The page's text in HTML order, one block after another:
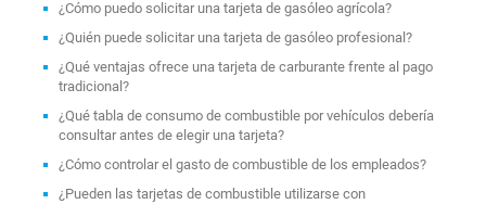
¿Cómo puedo solicitar una tarjeta de gasóleo agrícola?
¿Quién puede solicitar una tarjeta de gasóleo profesional?
¿Qué ventajas ofrece una tarjeta de carburante frente al pago
tradicional?
¿Qué tabla de consumo de combustible por vehículos debería
consultar antes de elegir una tarjeta?
¿Cómo controlar el gasto de combustible de los empleados?
¿Pueden las tarjetas de combustible utilizarse con